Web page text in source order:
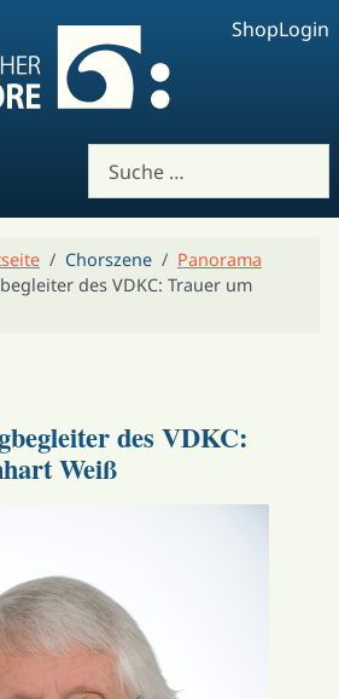
ShopLogin
Chorszene
Panorama
des VDKC: Trauer um
des VDKC:
Weiß